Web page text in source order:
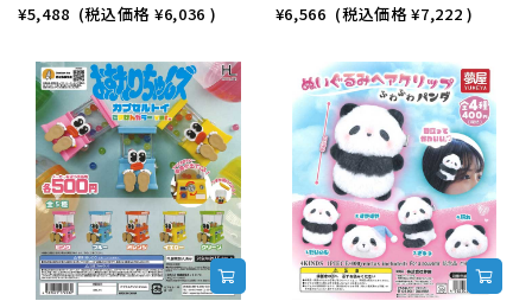
¥5,488 (税込価格 ¥6,036 ) ¥6,566 (税込価格¥7,222 )